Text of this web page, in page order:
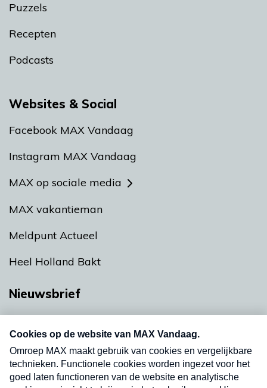
Puzzels
Recepten
Podcasts
Websites & Social
Facebook MAX Vandaag
Instagram MAX Vandaag
MAX op sociale media
MAX vakantieman
Meldpunt Actueel
Heel Holland Bakt
Nieuwsbrief
nieuwsbrief. Elke vrijdag- en dinsdagochtend in
uw mailbox.
Verzend